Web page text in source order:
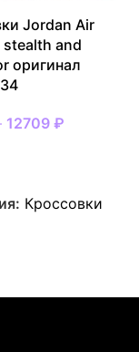
Jordan Air
stealth and
оригинал
12709 ₽
Кроссовки